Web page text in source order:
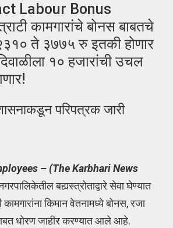
Labour Bonus
कामगारांचे बोनस बाबतचे
ते ३७७५ रु इतकी होणार
१० हजारांची उचल
परिपत्रक जारी
– (The Karbhari News
बह्यस्त्रोताद्वारे सेवा घेण्यात
किमान वेतनामध्ये बोनस, रजा
धोरण जाहीर करण्यात आले आहे.